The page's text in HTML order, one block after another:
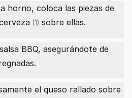
horno, coloca las piezas de
(1) sobre ellas.
BBQ, asegurándote de
el queso rallado sobre